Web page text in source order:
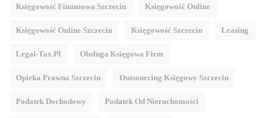
Księgowość Finansowa Szczecin Księgowość Online
Księgowość Online Szczecin Księgowość Szczecin Leasing
Legal-Tax.pl Obsługa Księgowa Firm
Opieka Prawna Szczecin Outsourcing Księgowy Szczecin
Podatek Dochodowy Podatek Od Nieruchomości